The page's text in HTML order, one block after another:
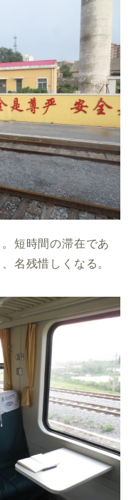
短時間の滞在であ
名残惜しくなる。